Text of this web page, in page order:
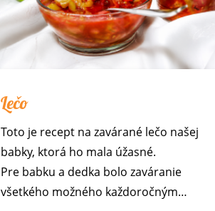
Lečo
Toto je recept na zavárané lečo našej
babky, ktorá ho mala úžasné.
Pre babku a dedka bolo zaváranie
všetkého možného každoročným…